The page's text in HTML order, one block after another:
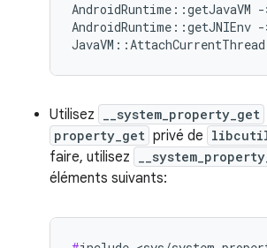
AndroidRuntime::getJavaVM
AndroidRuntime::getJNIEnv
Utilisez __system_property_get
property_get privé de
faire, utilisez
éléments suivants: